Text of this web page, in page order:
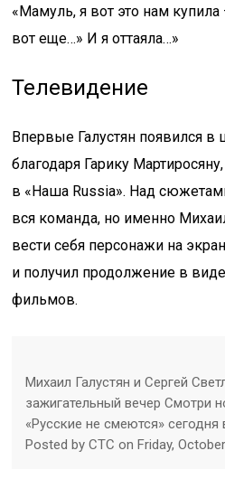
«Мамуль, я вот это нам
вот еще…» И я оттаяла…»
Телевидение
Впервые Галустян появился в
благодаря Гарику
в «Наша Russia». Над
вся команда, но именно
вести себя персонажи на
и получил продолжение в
фильмов.
Михаил Галустян и Сергей
зажигательный вечер Смотри
«Русские не смеются» сегодня
Posted by СТС on Friday,